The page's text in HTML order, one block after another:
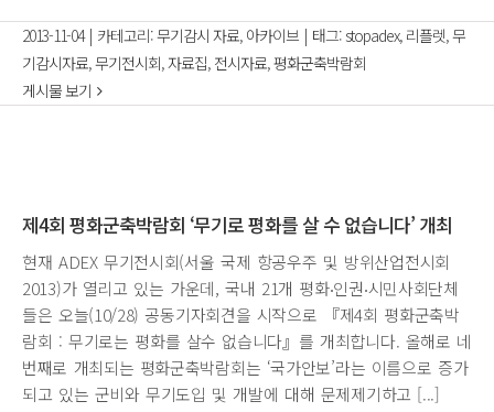
2013-11-04 | 카테고리:무기감시 자료, 아카이브 | 태그: stopadex, 리플렛,무
기감시자료,무기전시회,자료집, 전시자료,평화군축박람회
게시물 보기
제4회 평화군축박람회 ‘무기로 평화를 살 수 없습니다’ 개최
현재 ADEX 무기전시회(서울 국제 항공우주 및 방위산업전시회
2013)가 열리고 있는 가운데, 국내 21개 평화‧인권‧시민사회단체
들은 오늘(10/28) 공동기자회견을 시작으로 『제4회 평화군축박
람회 : 무기로는 평화를 살수 없습니다』를 개최합니다. 올해로 네
번째로 개최되는 평화군축박람회는 ‘국가안보’라는 이름으로 증가
되고 있는 군비와 무기도입 및 개발에 대해 문제제기하고 [...]